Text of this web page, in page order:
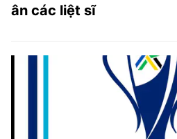
ân các liệt sĩ